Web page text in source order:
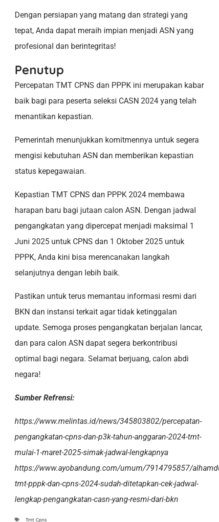
Dengan persiapan yang matang dan strategi yang
tepat, Anda dapat meraih impian menjadi ASN yang
profesional dan berintegritas!
Penutup
Percepatan TMT CPNS dan PPPK ini merupakan kabar
baik bagi para peserta seleksi CASN 2024 yang telah
menantikan kepastian.
Pemerintah menunjukkan komitmennya untuk segera
mengisi kebutuhan ASN dan memberikan kepastian
status kepegawaian.
Kepastian TMT CPNS dan PPPK 2024 membawa
harapan baru bagi jutaan calon ASN. Dengan jadwal
pengangkatan yang dipercepat menjadi maksimal 1
Juni 2025 untuk CPNS dan 1 Oktober 2025 untuk
PPPK, Anda kini bisa merencanakan langkah
selanjutnya dengan lebih baik.
Pastikan untuk terus memantau informasi resmi dari
BKN dan instansi terkait agar tidak ketinggalan
update. Semoga proses pengangkatan berjalan lancar,
dan para calon ASN dapat segera berkontribusi
optimal bagi negara. Selamat berjuang, calon abdi
negara!
Sumber Refrensi:
https://www.melintas.id/news/345803802/percepatan-
pengangkatan-cpns-dan-p3k-tahun-anggaran-2024-tmt-
mulai-1-maret-2025-simak-jadwal-lengkapnya
https://www.ayobandung.com/umum/7914795857/
tmt-pppk-dan-cpns-2024-sudah-ditetapkan-cek-jadwal-
lengkap-pengangkatan-casn-yang-resmi-dari-bkn
Tmt Cpns